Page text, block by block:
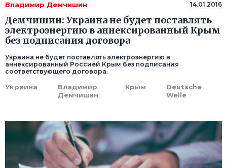
Владимир Демчишин 14.01.2016
Демчишин: Украина не будет поставлять
электроэнергию в аннексированный Крым
без подписания договора
Украина не будет поставлять электроэнергию в
аннексированный Россией Крым без подписания
соответствующего договора.
Украина
Владимир
Демчишин
Крым
Deutsche
Welle